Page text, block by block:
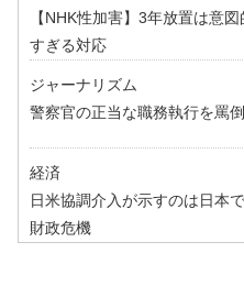
【NHK性加害】3年放置は意
すぎる対応
ジャーナリズム
警察官の正当な職務執行を罵
経済
日米協調介入が示すのは日本
財政危機